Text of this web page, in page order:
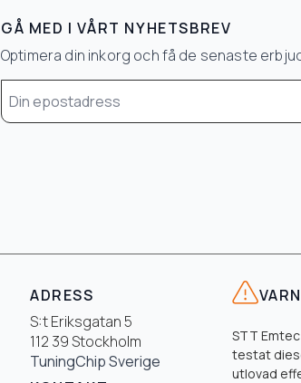
GÅ MED I VÅRT NYHETSBREV
Optimera din inkorg och få de senaste
Email
*
ADRESS
S:t Eriksgatan 5
112 39 Stockholm
TuningChip Sverige
STT
testat
utlovad